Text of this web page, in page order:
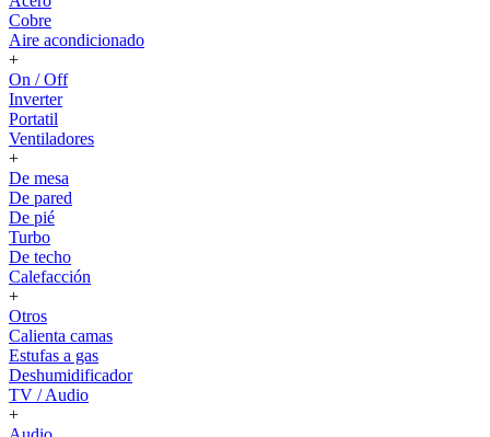
Cobre
Aire acondicionado
+
On / Off
Inverter
Portatil
Ventiladores
+
De mesa
De pared
De pié
Turbo
De techo
Calefacción
+
Otros
Calienta camas
Estufas a gas
Deshumidificador
TV / Audio
+